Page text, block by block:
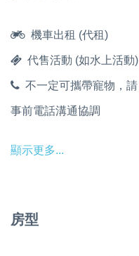
機車出租 (代租)
代售活動 (如水上活動)
不一定可攜帶寵物，請
事前電話溝通協調
顯示更多...
房型